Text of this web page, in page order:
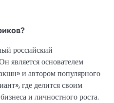
российский
является основателем
и автором популярного
где делится своим
и личностного роста.